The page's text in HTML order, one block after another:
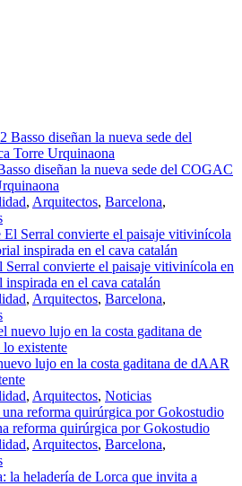
diseñan la nueva sede del COGAC
, Arquitectos, Barcelona,
convierte el paisaje vitivinícola en
inspirada en el cava catalán
, Arquitectos, Barcelona,
lujo en la costa gaditana de dAAR
, Arquitectos, Noticias
reforma quirúrgica por Gokostudio
, Arquitectos, Barcelona,